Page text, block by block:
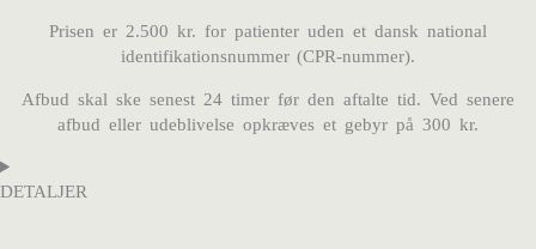
Prisen er 2.500 kr. for patienter uden et dansk national
identifikationsnummer (CPR-nummer).
Afbud skal ske senest 24 timer før den aftalte tid. Ved senere
afbud eller udeblivelse opkræves et gebyr på 300 kr.
DETALJER